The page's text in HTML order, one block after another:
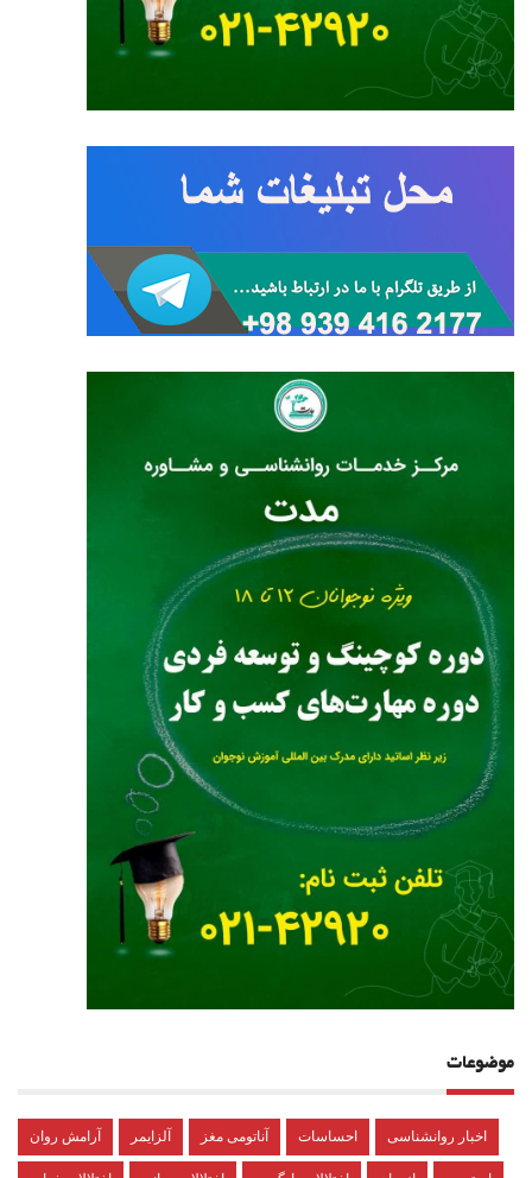
موضوعات
آرامش روان آلزایمر آناتومی مغز احساسات اخبار روانشناسی